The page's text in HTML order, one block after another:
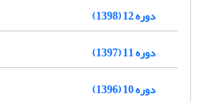
دوره 12 (1398)
دوره 11 (1397)
دوره 10 (1396)